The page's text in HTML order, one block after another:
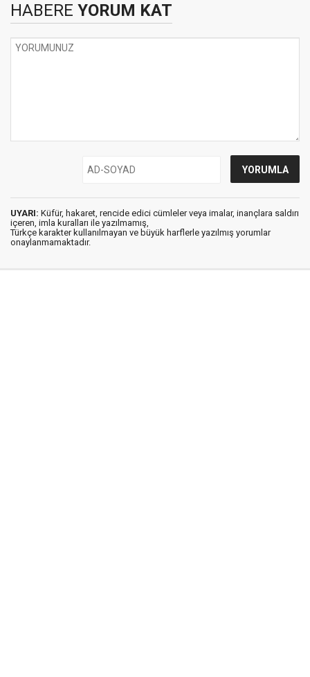
HABERE YORUM KAT
UYARI: Küfür, hakaret, rencide edici cümleler veya imalar, inançlara saldırı
içeren, imla kuralları ile yazılmamış,
Türkçe karakter kullanılmayan ve büyük harflerle yazılmış yorumlar
onaylanmamaktadır.